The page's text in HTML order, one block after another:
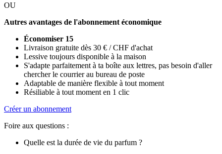
OU
Autres avantages de l'abonnement économique
Économiser 15
Livraison gratuite dès 30 € / CHF d'achat
Lessive toujours disponible à la maison
S'adapte parfaitement à ta boîte aux lettres, pas besoin d'aller
chercher le courrier au bureau de poste
Adaptable de manière flexible à tout moment
Résiliable à tout moment en 1 clic
Créer un abonnement
Foire aux questions :
Quelle est la durée de vie du parfum ?